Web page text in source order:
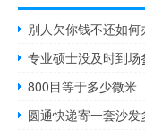
别人欠你钱不还如何
专业硕士没及时到
800目等于多少微米
圆通快递寄一套沙发